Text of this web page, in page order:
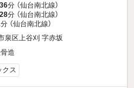
36分 （仙台南北線）
28分 （仙台南北線）
分 （仙台南北線）
泉区上谷刈 字赤坂
造
クス